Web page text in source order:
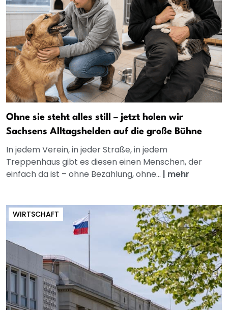
Ohne sie steht alles still – jetzt holen wir
Sachsens Alltagshelden auf die große Bühne
In jedem Verein, in jeder Straße, in jedem
Treppenhaus gibt es diesen einen Menschen, der
einfach da ist – ohne Bezahlung, ohne... | mehr
WIRTSCHAFT